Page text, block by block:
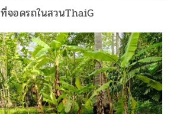
ที่จอดรถในสวนThaiG